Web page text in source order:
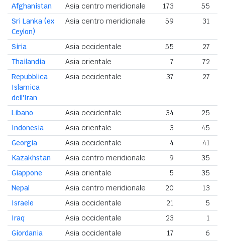
Afghanistan
Asia centro meridionale 173
55
Sri Lanka (ex
Ceylon)
Asia centro meridionale 59 31
Siria Asia occidentale 55
27
Thailandia
Asia orientale 7
72
Repubblica
Islamica
dell'Iran
Asia occidentale 37 27
Libano Asia occidentale 34
25
Indonesia
Asia orientale 3
45
Georgia
Asia occidentale 4
41
Kazakhstan
Asia centro meridionale 9
35
Giappone
Asia orientale 5
35
Nepal
Asia centro meridionale 20
13
Israele
Asia occidentale 21
5
Iraq
Asia occidentale 23
1
Giordania
Asia occidentale 17
6